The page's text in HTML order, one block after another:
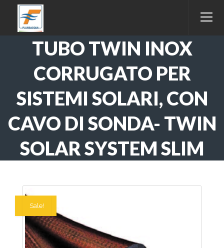
TUBO TWIN INOX
CORRUGATO PER
SISTEMI SOLARI, CON
CAVO DI SONDA- TWIN
SOLAR SYSTEM SLIM
In offerta!
Sale!